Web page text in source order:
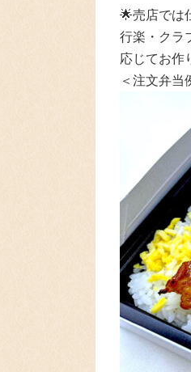
🌟売店では
行楽・クラ
応じてお作
＜注文弁当